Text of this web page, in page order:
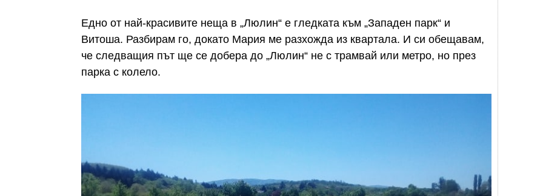
Едно от най-красивите неща в „Люлин“ е гледката към „Западен парк“ и
Витоша. Разбирам го, докато Мария ме разхожда из квартала. И си обещавам,
че следващия път ще се добера до „Люлин“ не с трамвай или метро, но през
парка с колело.